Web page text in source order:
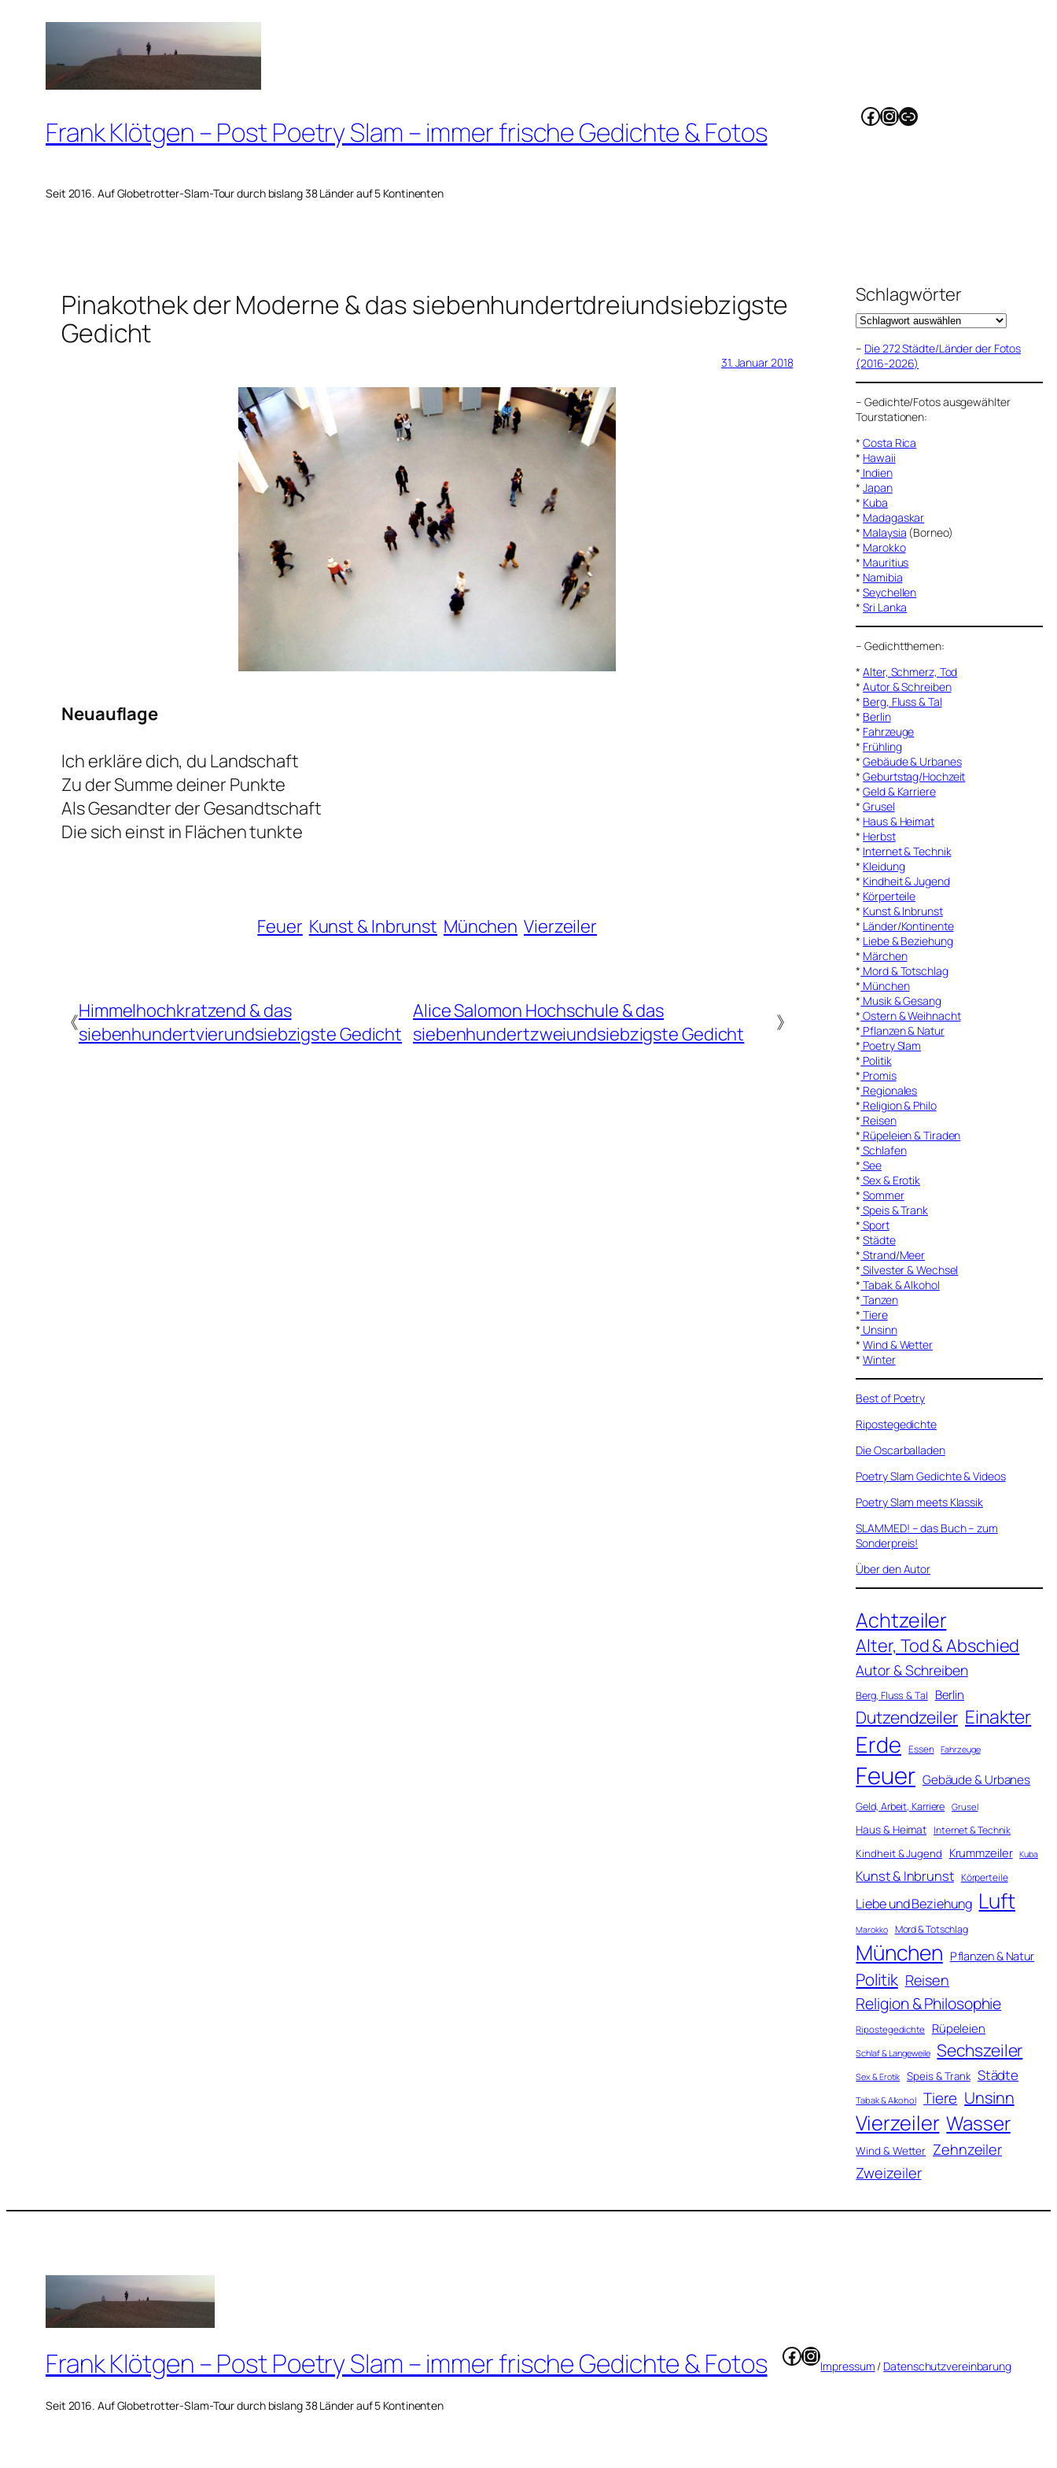
springen
Frank Klötgen – Post Poetry Slam – immer frische Gedichte & Fotos
Seit 2016. Auf Globetrotter-Slam-Tour durch bislang 38 Länder auf 5 Kontinenten
Facebook
Instagram
Link
Pinakothek der Moderne & das siebenhundertdreiundsiebzigste
Gedicht
31. Januar 2018
Neuauflage
Ich erkläre dich, du Landschaft
Zu der Summe deiner Punkte
Als Gesandter der Gesandtschaft
Die sich einst in Flächen tunkte
Feuer Kunst & Inbrunst München Vierzeiler
《Himmelhochkratzend & das
siebenhundertvierundsiebzigste Gedicht
Alice Salomon Hochschule & das
siebenhundertzweiundsiebzigste Gedicht
》
Schlagwörter
– Die 272 Städte/Länder der Fotos
(2016-2026)
–Gedichte/Fotos ausgewählter
Tourstationen:
*Costa Rica
* Hawaii
* Indien
*Japan
* Kuba
* Madagaskar
* Malaysia (Borneo)
* Marokko
* Mauritius
* Namibia
*Seychellen
*Sri Lanka
–Gedichtthemen:
*Alter, Schmerz, Tod
*Autor & Schreiben
* Berg, Fluss & Tal
* Berlin
* Fahrzeuge
* Frühling
*Gebäude & Urbanes
*Geburtstag/Hochzeit
*Geld & Karriere
*Grusel
* Haus & Heimat
* Herbst
* Internet & Technik
* Kleidung
* Kindheit & Jugend
* Körperteile
* Kunst & Inbrunst
* Länder/Kontinente
* Liebe & Beziehung
* Märchen
* Mord & Totschlag
* München
* Musik & Gesang
* Ostern & Weihnacht
* Pflanzen & Natur
* Poetry Slam
* Politik
* Promis
* Regionales
* Religion & Philo
* Reisen
* Rüpeleien & Tiraden
* Schlafen
* See
* Sex & Erotik
*Sommer
* Speis & Trank
* Sport
*Städte
* Strand/Meer
* Silvester & Wechsel
* Tabak & Alkohol
* Tanzen
* Tiere
* Unsinn
*Wind & Wetter
*Winter
Best of Poetry
Ripostegedichte
Die Oscarballaden
Poetry Slam Gedichte & Videos
Poetry Slam meets Klassik
SLAMMED! – das Buch – zum
Sonderpreis!
Über den Autor
Achtzeiler
Alter, Tod & Abschied
Autor & Schreiben
Berg, Fluss & Tal Berlin
Dutzendzeiler Einakter
Erde Essen Fahrzeuge
Feuer Gebäude & Urbanes
Geld, Arbeit, Karriere Grusel
Haus & Heimat Internet & Technik
Kindheit & Jugend Krummzeiler Kuba
Kunst & Inbrunst Körperteile
Liebe und Beziehung Luft
Marokko Mord & Totschlag
München Pflanzen & Natur
Politik Reisen
Religion & Philosophie
Ripostegedichte Rüpeleien
Schlaf & Langeweile Sechszeiler
Sex & Erotik Speis & Trank Städte
Tabak & Alkohol Tiere Unsinn
Vierzeiler Wasser
Wind & Wetter Zehnzeiler
Zweizeiler
Frank Klötgen – Post Poetry Slam – immer frische Gedichte & Fotos
Seit 2016. Auf Globetrotter-Slam-Tour durch bislang 38 Länder auf 5 Kontinenten
Facebook
Instagram
Impressum / Datenschutzvereinbarung